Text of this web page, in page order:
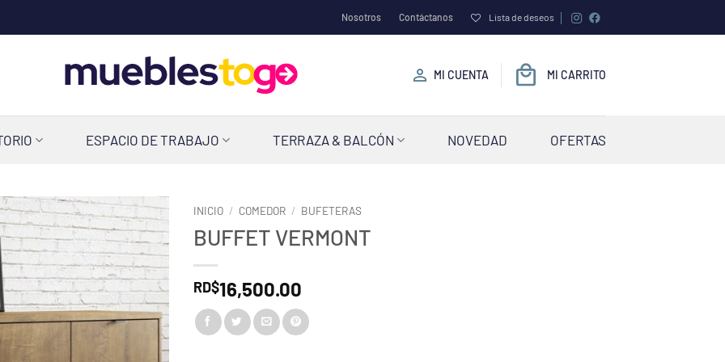
Nosotros Contáctanos Lista de deseos
MI CUENTA MI CARRITO
ESPACIO DE TRABAJO TERRAZA & BALCÓN NOVEDAD OFERTAS
INICIO / COMEDOR / BUFETERAS
BUFFET VERMONT
RD$16,500.00